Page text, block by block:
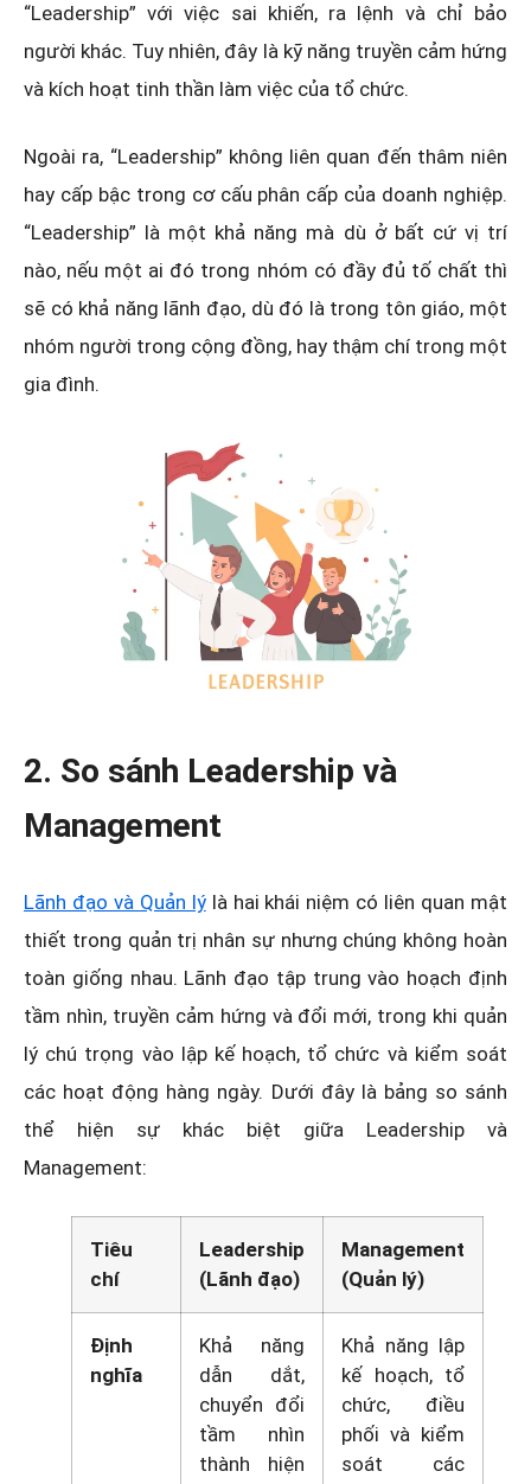
“Leadership” với việc sai khiến, ra lệnh và chỉ bảo
người khác. Tuy nhiên, đây là kỹ năng truyền cảm hứng
và kích hoạt tinh thần làm việc của tổ chức.
Ngoài ra, “Leadership” không liên quan đến thâm niên
hay cấp bậc trong cơ cấu phân cấp của doanh nghiệp.
“Leadership” là một khả năng mà dù ở bất cứ vị trí
nào, nếu một ai đó trong nhóm có đầy đủ tố chất thì
sẽ có khả năng lãnh đạo, dù đó là trong tôn giáo, một
nhóm người trong cộng đồng, hay thậm chí trong một
gia đình.
2. So sánh Leadership và
Management
Lãnh đạo và Quản lýlà hai khái niệm có liên quan mật
thiết trong quản trị nhân sự nhưng chúng không hoàn
toàn giống nhau. Lãnh đạo tập trung vào hoạch định
tầm nhìn, truyền cảm hứng và đổi mới, trong khi quản
lý chú trọng vào lập kế hoạch, tổ chức và kiểm soát
các hoạt động hàng ngày. Dưới đây là bảng so sánh
thể hiện sự khác biệt giữa Leadership và
Management:
Tiêu
chí
Leadership
(Lãnh đạo)
Management
(Quản lý)
Định
nghĩa
Khả năng
dẫn dắt,
chuyển đổi
tầm nhìn
thành hiện
Khả năng lập
kế hoạch, tổ
chức, điều
phối và kiểm
soát các